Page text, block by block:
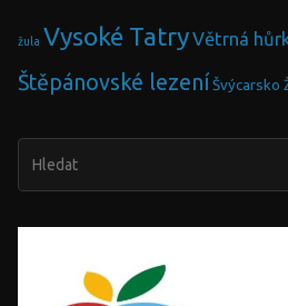
žula Vysoké TatryVětrná
Štěpánovské lezení Švýcarsko